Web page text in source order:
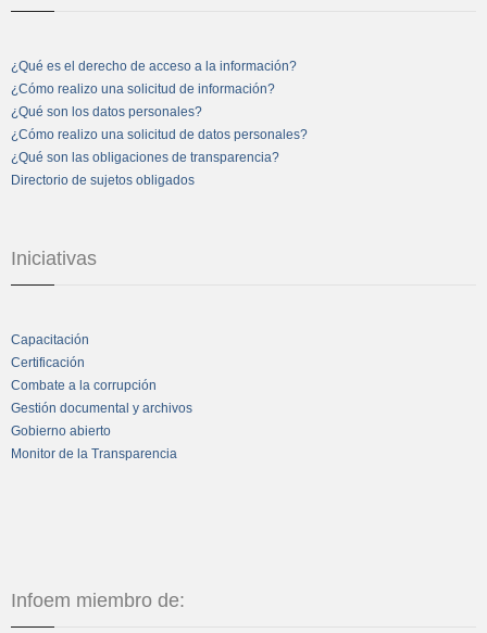
¿Qué es el derecho de acceso a la información?
¿Cómo realizo una solicitud de información?
¿Qué son los datos personales?
¿Cómo realizo una solicitud de datos personales?
¿Qué son las obligaciones de transparencia?
Directorio de sujetos obligados
Iniciativas
Capacitación
Certificación
Combate a la corrupción
Gestión documental y archivos
Gobierno abierto
Monitor de la Transparencia
Infoem miembro de: